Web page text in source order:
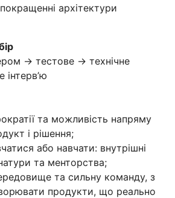
архітектури
-> тестове -> технічне
інтерв’ю
та можливість напряму
і рішення;
або навчати: внутрішні
та менторства;
та сильну команду, з
продукти, що реально